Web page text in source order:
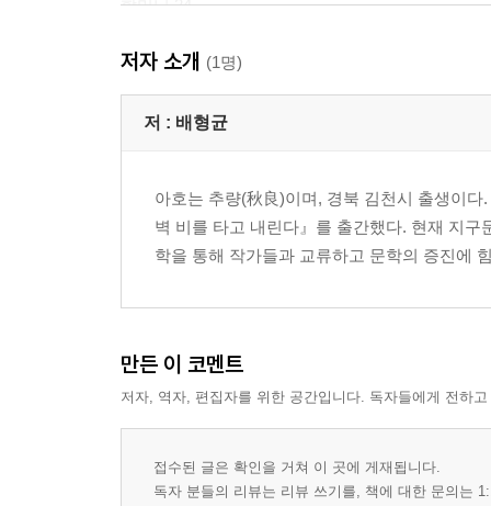
할머니 24
봄비 27
그해 별빛은 따뜻했네 28
벚꽃의 추억 30
그 선배 33
사모(思慕) 34
도둑 볼 뽀뽀 35
2부. 사랑의 기억
한반도 42
세월 43
인생길 44
저자 소개 (1명)
저 : 배형균
아호는 추량(秋良)이며, 경북 김천시 출생이
벽 비를 타고 내린다』를 출간했다. 현재 지
학을 통해 작가들과 교류하고 문학의 증진에
만든 이 코멘트
저자, 역자, 편집자를 위한 공간입니다. 독자들에게 전하
접수된 글은 확인을 거쳐 이 곳에 게재됩니다.
독자 분들의 리뷰는 리뷰 쓰기를, 책에 대한 문의는